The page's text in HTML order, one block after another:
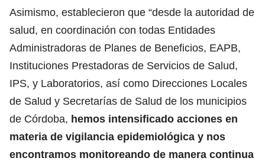
Asimismo, establecieron que “desde la autoridad de
salud, en coordinación con todas Entidades
Administradoras de Planes de Beneficios, EAPB,
Instituciones Prestadoras de Servicios de Salud,
IPS, y Laboratorios, así como Direcciones Locales
de Salud y Secretarías de Salud de los municipios
de Córdoba, hemos intensificado acciones en
materia de vigilancia epidemiológica y nos
encontramos monitoreando de manera continua